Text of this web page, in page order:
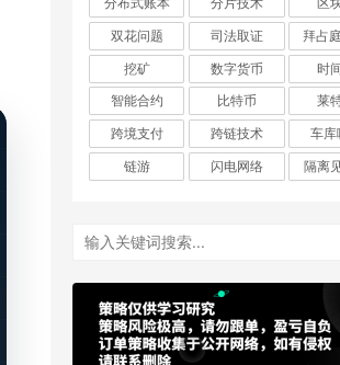
双花问题
司法取证
挖矿
数字货币
时
智能合约
比特币
莱
跨境支付
跨链技术
车库
链游
闪电网络 隔离